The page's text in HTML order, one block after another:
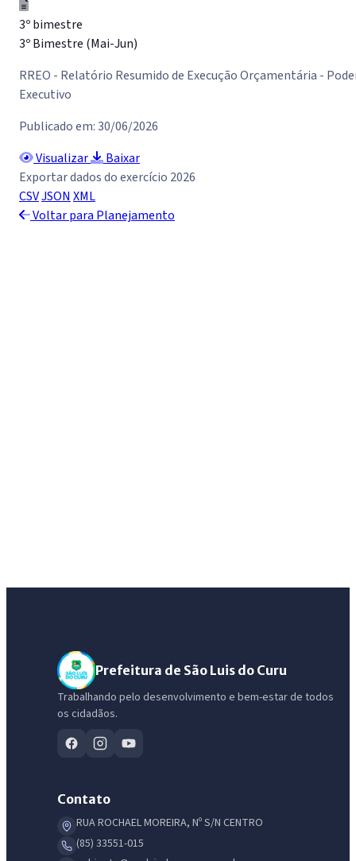
3º bimestre
3º Bimestre (Mai-Jun)
RREO - Relatório Resumido de Execução Orçamentária -
Executivo
Publicado em: 30/06/2026
Visualizar
Baixar
Exportar dados do exercício 2026
CSVJSON XML
Voltar para Planejamento
Prefeitura de São Luis do Curu
Trabalhando pelo desenvolvimento e bem-estar de todos
os cidadãos.
Contato
RUA ROCHAEL MOREIRA, Nº S/N CENTRO
(85) 33551-015